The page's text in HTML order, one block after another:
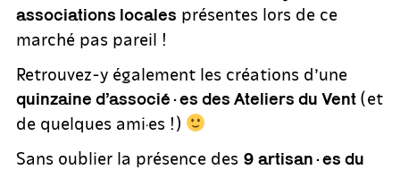
associations locales présentes lors de ce
marché pas pareil !
Retrouvez-y également les créations d’une
quinzaine d’associé·es des Ateliers du Vent (et
de quelques ami·es !)
Sans oublier la présence des 9 artisan·es du